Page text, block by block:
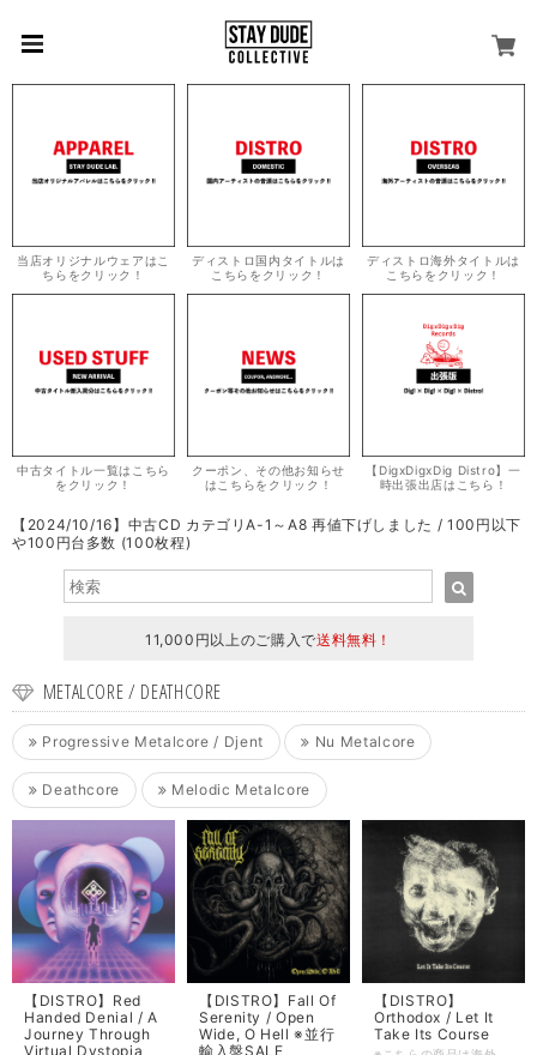
当店オリジナルウェアはこ
ちらをクリック！
ディストロ国内タイトルは
こちらをクリック！
ディストロ海外タイトルは
こちらをクリック！
中古タイトル一覧はこちら
をクリック！
クーポン、その他お知らせ
はこちらをクリック！
【DigxDigxDig Distro】一
時出張出店はこちら！
【2024/10/16】中古CD カテゴリA-1～A8 再値下げしました / 100円以下
や100円台多数 (100枚程)
11,000円以上のご購入で送料無料！
METALCORE / DEATHCORE
Progressive Metalcore / Djent Nu Metalcore
Deathcore Melodic Metalcore
【DISTRO】Red
Handed Denial / A
Journey Through
Virtual Dystopia
【DISTRO】Fall Of
Serenity / Open
Wide, O Hell ※並行
輸入盤SALE
【DISTRO】
Orthodox / Let It
Take Its Course